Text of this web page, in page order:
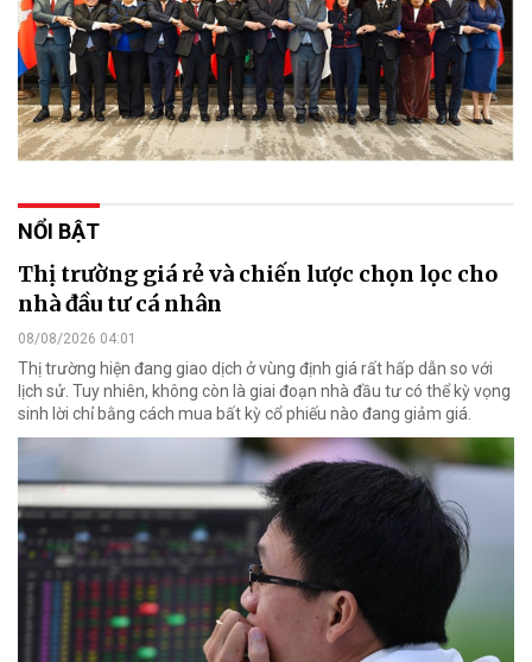
NỔI BẬT
Thị trường giá rẻ và chiến lược chọn lọc cho
nhà đầu tư cá nhân
08/08/2026 04:01
Thị trường hiện đang giao dịch ở vùng định giá rất hấp dẫn so với
lịch sử. Tuy nhiên, không còn là giai đoạn nhà đầu tư có thể kỳ vọng
sinh lời chỉ bằng cách mua bất kỳ cổ phiếu nào đang giảm giá.